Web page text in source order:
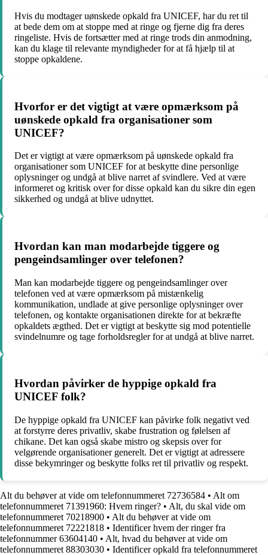
Hvis du modtager uønskede opkald fra UNICEF, har du ret til
at bede dem om at stoppe med at ringe og fjerne dig fra deres
ringeliste. Hvis de fortsætter med at ringe trods din anmodning,
kan du klage til relevante myndigheder for at få hjælp til at
stoppe opkaldene.
Hvorfor er det vigtigt at være opmærksom på
uønskede opkald fra organisationer som
UNICEF?
Det er vigtigt at være opmærksom på uønskede opkald fra
organisationer som UNICEF for at beskytte dine personlige
oplysninger og undgå at blive narret af svindlere. Ved at være
informeret og kritisk over for disse opkald kan du sikre din egen
sikkerhed og undgå at blive udnyttet.
Hvordan kan man modarbejde tiggere og
pengeindsamlinger over telefonen?
Man kan modarbejde tiggere og pengeindsamlinger over
telefonen ved at være opmærksom på mistænkelig
kommunikation, undlade at give personlige oplysninger over
telefonen, og kontakte organisationen direkte for at bekræfte
opkaldets ægthed. Det er vigtigt at beskytte sig mod potentielle
svindelnumre og tage forholdsregler for at undgå at blive narret.
Hvordan påvirker de hyppige opkald fra
UNICEF folk?
De hyppige opkald fra UNICEF kan påvirke folk negativt ved
at forstyrre deres privatliv, skabe frustration og følelsen af
chikane. Det kan også skabe mistro og skepsis over for
velgørende organisationer generelt. Det er vigtigt at adressere
disse bekymringer og beskytte folks ret til privatliv og respekt.
Alt du behøver at vide om telefonnummeret 72736584 • Alt om
telefonnummeret 71391960: Hvem ringer? • Alt, du skal vide om
telefonnummeret 70218900 • Alt du behøver at vide om
telefonnummeret 72221818 • Identificer hvem der ringer fra
telefonnummer 63604140 • Alt, hvad du behøver at vide om
telefonnummeret 88303030 • Identificer opkald fra telefonnummeret